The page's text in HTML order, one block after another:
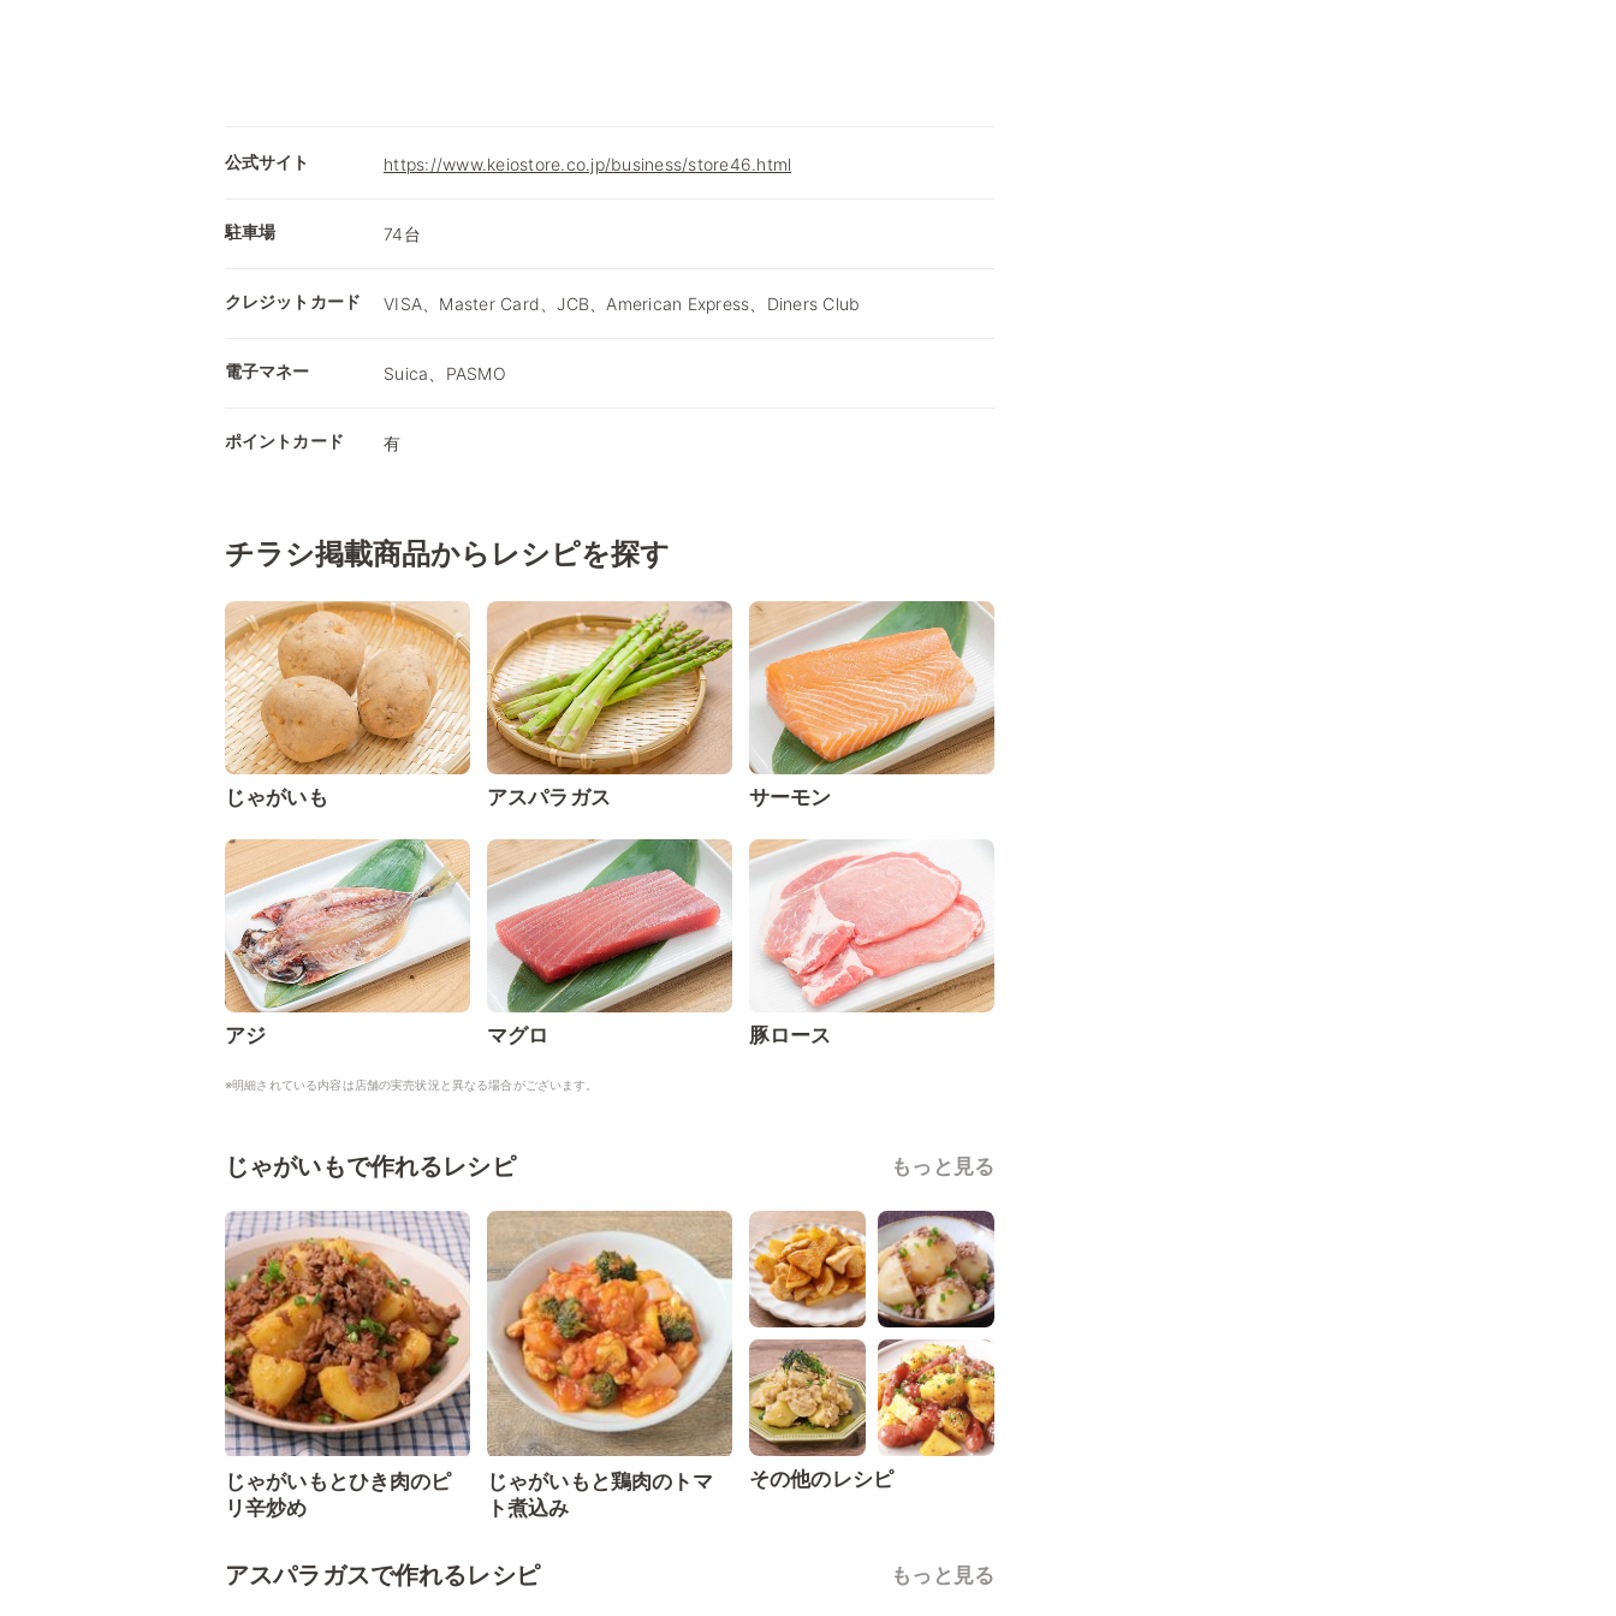
公式サイト https://www.keiostore.co.jp/business/store46.html
駐車場 74台
クレジットカード VISA、Master Card、JCB、American Express、Diners Club
電子マネー Suica、PASMO
ポイントカード 有
チラシ掲載商品からレシピを探す
じゃがいも アスパラガス サーモン
アジ マグロ 豚ロース
※明細されている内容は店舗の実売状況と異なる場合がございます。
じゃがいもで作れるレシピ もっと見る
じゃがいもとひき肉のピ
リ辛炒め
じゃがいもと鶏肉のトマ
ト煮込み
その他のレシピ
アスパラガスで作れるレシピ もっと見る